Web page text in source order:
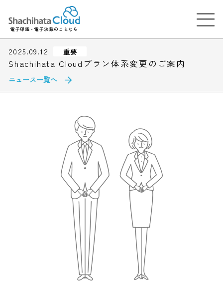
電子印鑑・電子決裁のことなら
2025.09.12 重要
Shachihata Cloudプラン体系変更のご案内
ニュース一覧へ